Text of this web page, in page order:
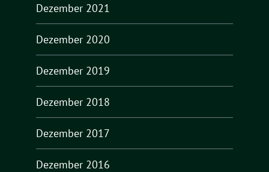
Dezember 2021
Dezember 2020
Dezember 2019
Dezember 2018
Dezember 2017
Dezember 2016